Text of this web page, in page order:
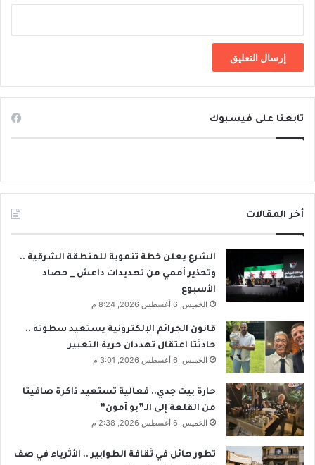
تابعنا على فيسبوك
أخر المقالات
الشرع يعلن خطة تنموية للمنطقة الشرقية ..
وتحذير أممي من تهديدات داعش _ حصاد
الأسبوع
الخميس, 6 أغسطس 2026, 8:24 م
قانون الجرائم الإلكترونية يستعيد سطوته ..
حادثتا اعتقال تهددان حرية التعبير
الخميس, 6 أغسطس 2026, 3:01 م
حارة بيت جدي.. فعالية تستعيد ذاكرة صافيتا
من القلعة إلى الـ”بو آمون”
الخميس, 6 أغسطس 2026, 2:38 م
تطور هائل في ثقافة الطوابير .. الأثرياء في صف